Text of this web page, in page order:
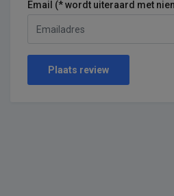
Email (* wordt uiteraard met
Plaats review